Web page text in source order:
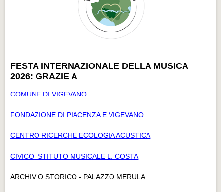
FESTA INTERNAZIONALE DELLA MUSICA
2026: GRAZIE A
COMUNE DI VIGEVANO
FONDAZIONE DI PIACENZA E VIGEVANO
CENTRO RICERCHE ECOLOGIA ACUSTICA
CIVICO ISTITUTO MUSICALE L. COSTA
ARCHIVIO STORICO - PALAZZO MERULA